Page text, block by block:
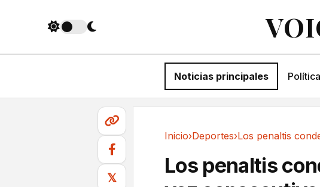
Noticias principales Política
𝕏
Inicio›Deportes›
Los penaltis